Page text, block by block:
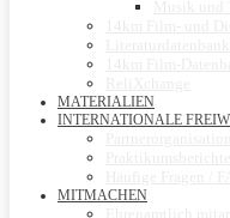
MATERIALIEN
INTERNATIONALE
MITMACHEN